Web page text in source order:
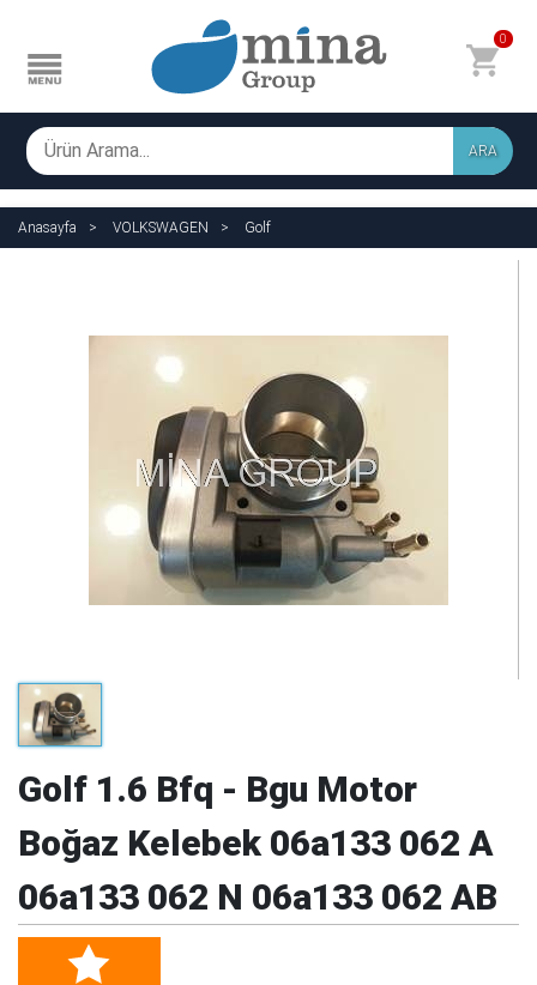
0
ARA
Anasayfa VOLKSWAGEN Golf
Golf 1.6 Bfq - Bgu Motor
Boğaz Kelebek 06a133 062 A
06a133 062 N 06a133 062 AB